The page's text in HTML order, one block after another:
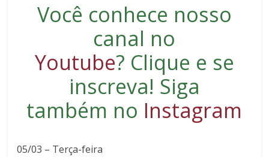
Você conhece nosso
canal no
Youtube? Clique e se
inscreva! Siga
também no Instagram
05/03 – Terça-feira